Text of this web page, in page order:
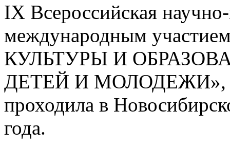
IX Всероссийская
международным
КУЛЬТУРЫ И
ДЕТЕЙ И МОЛОДЕЖИ»,
проходила в
года.